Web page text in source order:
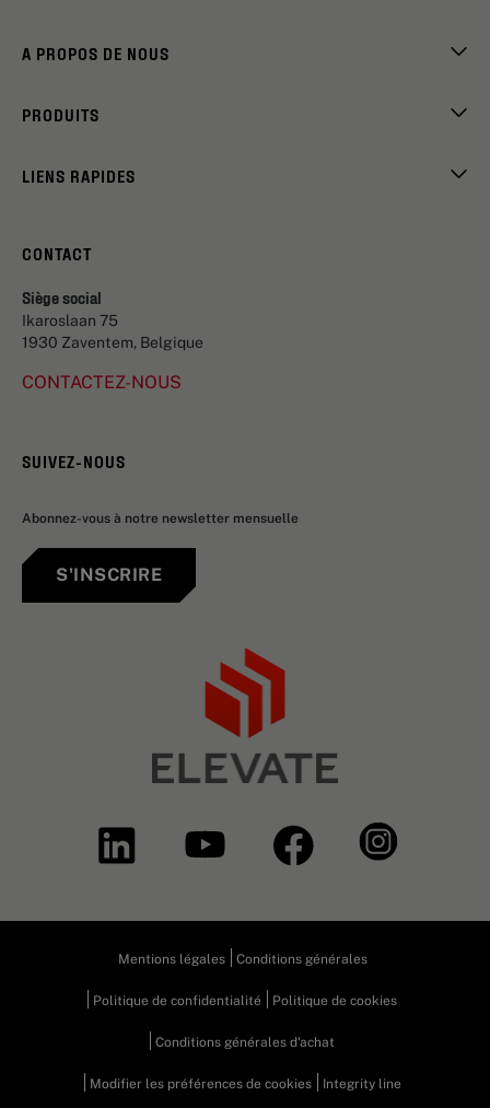
A PROPOS DE NOUS
PRODUITS
LIENS RAPIDES
CONTACT
Siège social
Ikaroslaan 75
1930 Zaventem, Belgique
CONTACTEZ-NOUS
SUIVEZ-NOUS
Abonnez-vous à notre newsletter mensuelle
S'INSCRIRE
Mentions légales Conditions générales
Politique de confidentialité Politique de cookies
Conditions générales d'achat
Modifier les préférences de cookies Integrity line